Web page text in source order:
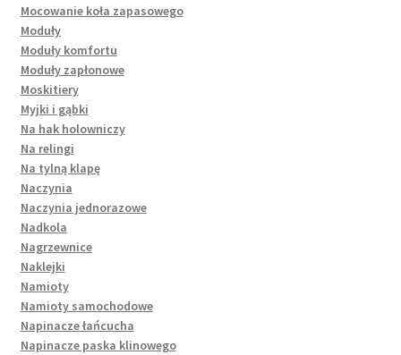
Mocowanie koła zapasowego
Moduły
Moduły komfortu
Moduły zapłonowe
Moskitiery
Myjki i gąbki
Na hak holowniczy
Na relingi
Na tylną klapę
Naczynia
Naczynia jednorazowe
Nadkola
Nagrzewnice
Naklejki
Namioty
Namioty samochodowe
Napinacze łańcucha
Napinacze paska klinowego